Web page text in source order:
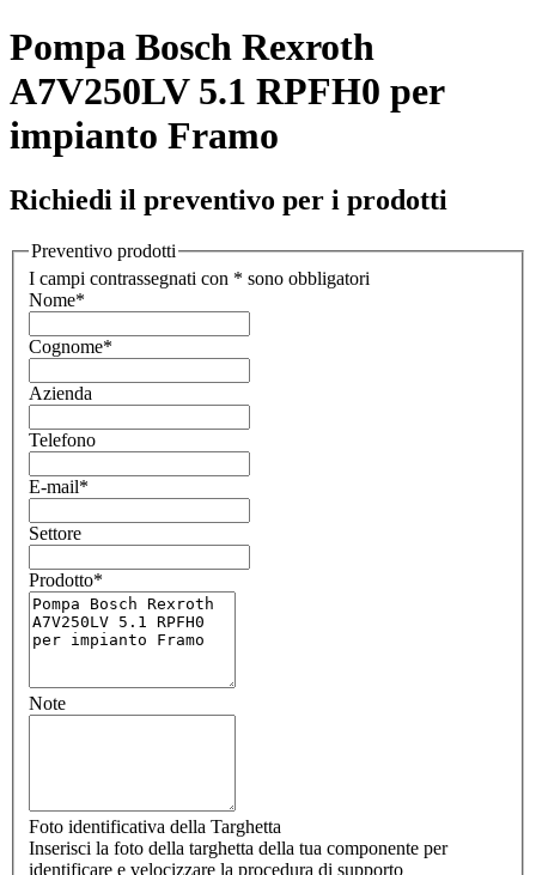
Pompa Bosch Rexroth
A7V250LV 5.1 RPFH0 per
impianto Framo
Richiedi il preventivo per i prodotti
Preventivo prodotti
I campi contrassegnati con * sono obbligatori
Nome*
Cognome*
Azienda
Telefono
E-mail*
Settore
Prodotto*
Note
Foto identificativa della Targhetta
Inserisci la foto della targhetta della tua componente per
identificare e velocizzare la procedura di supporto